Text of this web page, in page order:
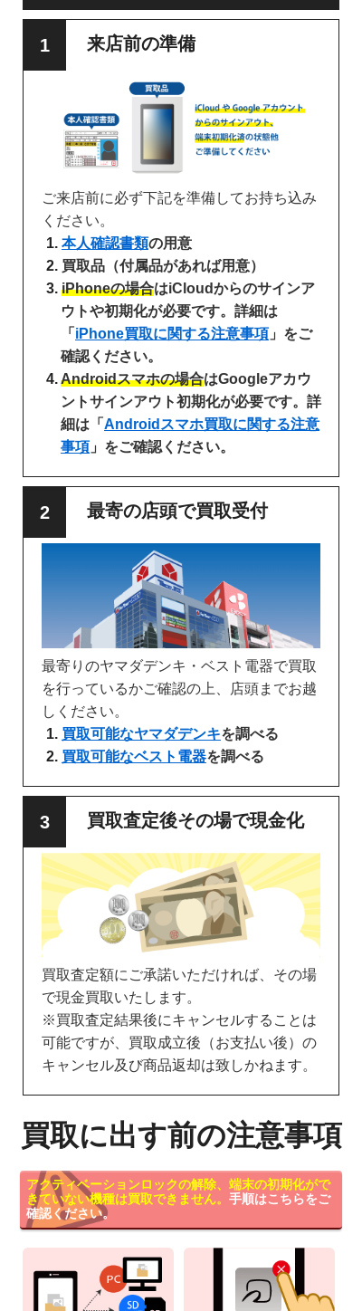
来店前の準備
ご来店前に必ず下記を準備してお持ち込み
ください。
本人確認書類の用意
買取品（付属品があれば用意）
iPhoneの場合はiCloudからのサインア
ウトや初期化が必要です。詳細は
「 iPhone買取に関する注意事項 」をご
確認ください。
Androidスマホの場合はGoogleアカウ
ントサインアウト初期化が必要です。詳
細は「 Androidスマホ買取に関する注意
事項 」をご確認ください。
最寄の店頭で買取受付
最寄りのヤマダデンキ・ベスト電器で買取
を行っているかご確認の上、店頭までお越
しください。
買取可能なヤマダデンキを調べる
買取可能なベスト電器を調べる
買取査定後その場で現金化
買取査定額にご承諾いただければ、その場
で現金買取いたします。
※買取査定結果後にキャンセルすることは
可能ですが、買取成立後（お支払い後）の
キャンセル及び商品返却は致しかねます。
買取に出す前の注意事項
アクティベーションロックの解除、端末の初期化がで
きていない機種は買取できません。 手順はこちらをご
確認ください。